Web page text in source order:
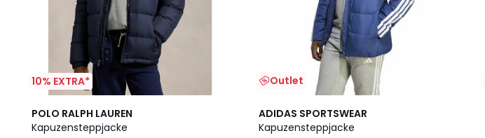
10% EXTRA*
POLO RALPH LAUREN
Kapuzensteppjacke
4,8
/ 5
2
Farben
Outlet
ADIDAS SPORTSWEAR
Kapuzensteppjacke
4,6
/ 5